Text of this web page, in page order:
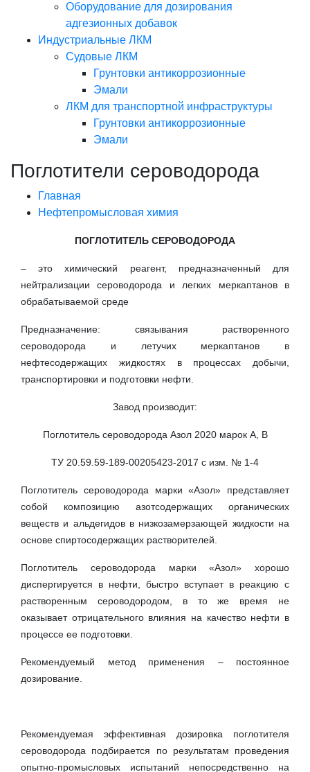
Оборудование для дозирования
адгезионных добавок
Индустриальные ЛКМ
Судовые ЛКМ
Грунтовки антикоррозионные
Эмали
ЛКМ для транспортной инфраструктуры
Грунтовки антикоррозионные
Эмали
Поглотители сероводорода
Главная
Нефтепромысловая химия
ПОГЛОТИТЕЛЬ СЕРОВОДОРОДА
– это химический реагент, предназначенный для
нейтрализации сероводорода и легких меркаптанов в
обрабатываемой среде
Предназначение: связывания растворенного
сероводорода и летучих меркаптанов в
нефтесодержащих жидкостях в процессах добычи,
транспортировки и подготовки нефти.
Завод производит:
Поглотитель сероводорода Азол 2020 марок А, В
ТУ 20.59.59-189-00205423-2017 с изм. № 1-4
Поглотитель сероводорода марки «Азол» представляет
собой композицию азотсодержащих органических
веществ и альдегидов в низкозамерзающей жидкости на
основе спиртосодержащих растворителей.
Поглотитель сероводорода марки «Азол» хорошо
диспергируется в нефти, быстро вступает в реакцию с
растворенным сероводородом, в то же время не
оказывает отрицательного влияния на качество нефти в
процессе ее подготовки.
Рекомендуемый метод применения – постоянное
дозирование.
Рекомендуемая эффективная дозировка поглотителя
сероводорода подбирается по результатам проведения
опытно-промысловых испытаний непосредственно на